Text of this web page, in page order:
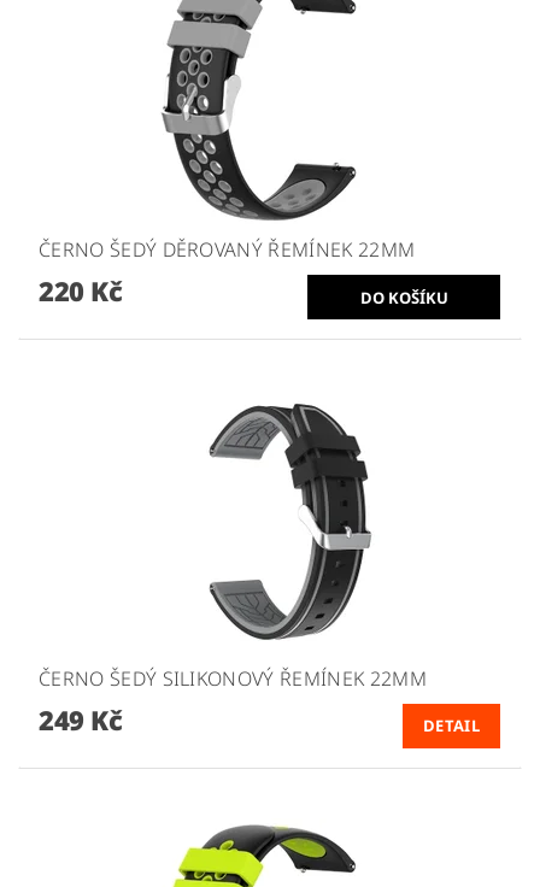
ČERNO ŠEDÝ DĚROVANÝ ŘEMÍNEK 22MM
220 Kč
ČERNO ŠEDÝ SILIKONOVÝ ŘEMÍNEK 22MM
249 Kč DETAIL